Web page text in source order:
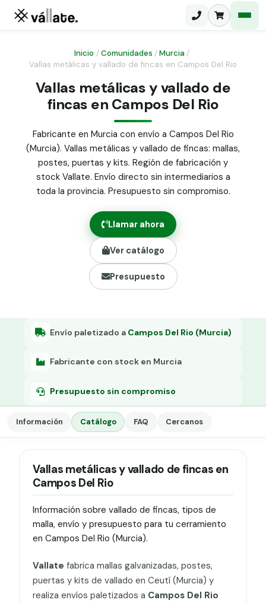
Malla ganadera
Malla simple torsión
Malla triple torsión
Panel malla H.
Puerta abatible dos hojas
Puerta acceso peatonal
Poste malla Hércules
Poste malla simple torsión
Alambre de espino galvanizado
Alambre liso galvanizado
Malla ocultación 70 g/m² verde
Abrazadera PVC malla H.
Grapa malla H.
Inicio /Comunidades /Murcia /
Vallas metálicas y vallado de fincas en Campos Del Rio
Vallas metálicas y vallado de
fincas en Campos Del Rio
Fabricante en Murcia con envío a Campos Del Rio
(Murcia). Vallas metálicas y vallado de fincas: mallas,
postes, puertas y kits. Región de fabricación y
stock Vallate. Envío directo sin intermediarios a
toda la provincia. Presupuesto sin compromiso.
Llamar ahora
Ver catálogo
Presupuesto
Envío paletizado a Campos Del Rio (Murcia)
Fabricante con stock en Murcia
Presupuesto sin compromiso
Información Catálogo FAQ Cercanos
Vallas metálicas y vallado de fincas en
Campos Del Rio
Información sobre vallado de fincas, tipos de
malla, envío y presupuesto para tu cerramiento
en Campos Del Rio (Murcia).
Vallate fabrica mallas galvanizadas, postes,
puertas y kits de vallado en Ceutí (Murcia) y
realiza envíos paletizados a Campos Del Rio